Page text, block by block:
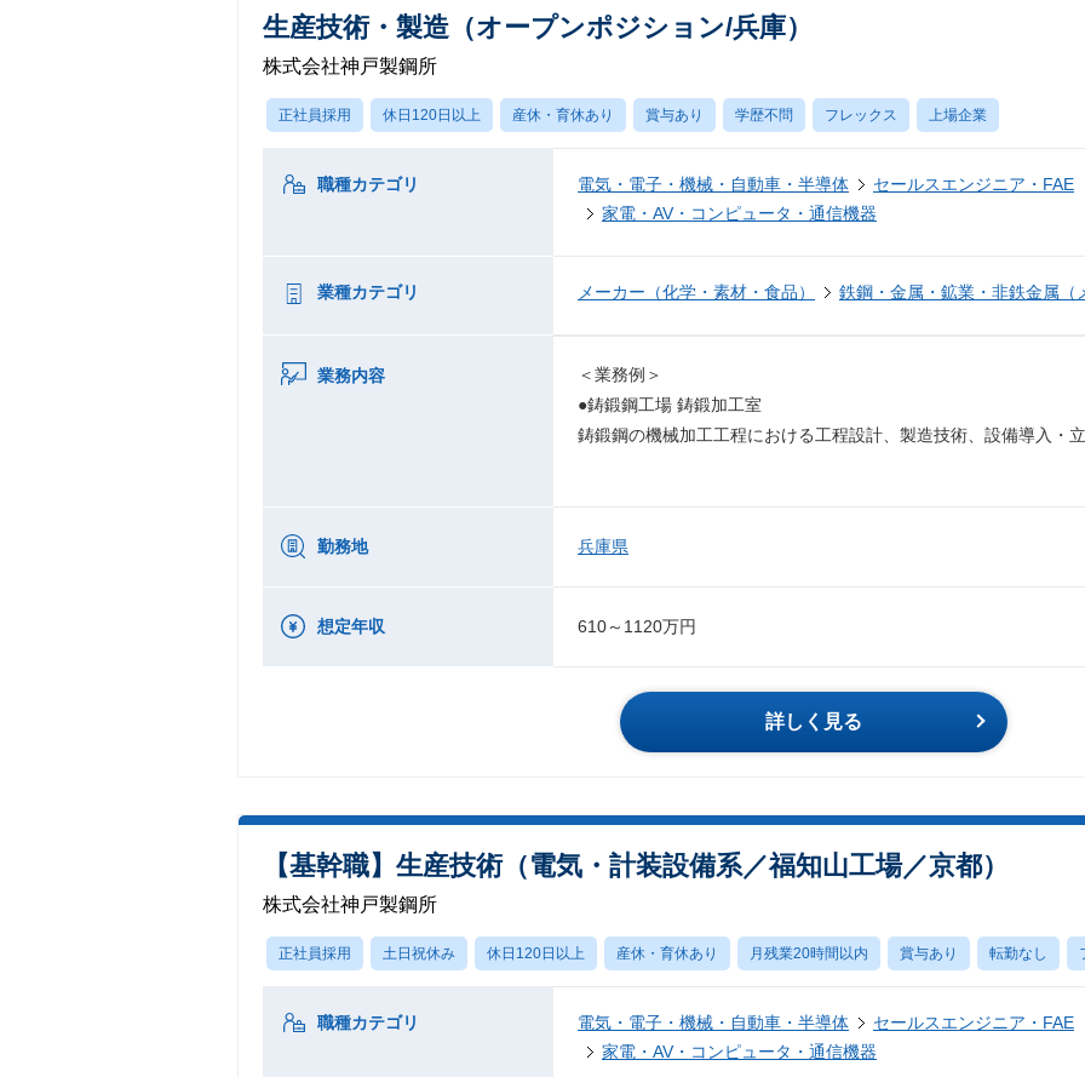
生産技術・製造（オープンポジション/兵庫）
株式会社神戸製鋼所
正社員採用 休日120日以上 産休・育休あり 賞与あり 学歴不問 フレックス 上場企業
職種カテゴリ 電気・電子・機械・自動車・半導体
セールスエンジニア・FAE
家電・AV・コンピュータ・通信機器
業種カテゴリ メーカー（化学・素材・食品） 鉄鋼・金属・鉱業・非鉄金属（
業務内容
＜業務例＞
●鋳鍛鋼工場 鋳鍛加工室
鋳鍛鋼の機械加工工程における工程設計、製造技術、設備導入・
勤務地 兵庫県
想定年収 610～1120万円
詳しく見る
【基幹職】生産技術（電気・計装設備系／福知山工場／京都）
株式会社神戸製鋼所
正社員採用 土日祝休み 休日120日以上 産休・育休あり 月残業20時間以内 賞与あり 転勤なし
職種カテゴリ 電気・電子・機械・自動車・半導体
セールスエンジニア・FAE
家電・AV・コンピュータ・通信機器